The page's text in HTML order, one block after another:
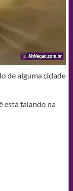
de alguma cidade
está falando na